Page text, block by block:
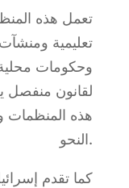
تعمل هذه
تعليمية
وحكومات
لقانون منفصل
هذه
النحو.
كما تقدم